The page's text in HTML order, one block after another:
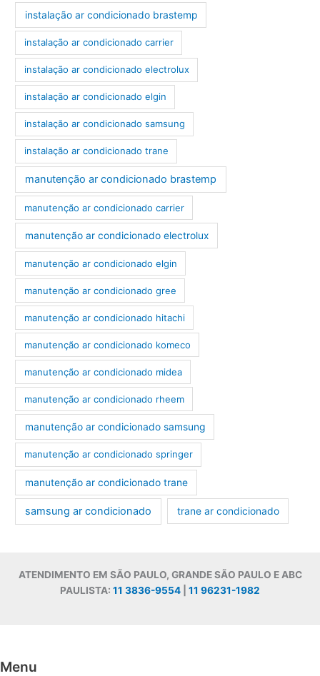
instalação ar condicionado brastemp
instalação ar condicionado carrier
instalação ar condicionado electrolux
instalação ar condicionado elgin
instalação ar condicionado samsung
instalação ar condicionado trane
manutenção ar condicionado brastemp
manutenção ar condicionado carrier
manutenção ar condicionado electrolux
manutenção ar condicionado elgin
manutenção ar condicionado gree
manutenção ar condicionado hitachi
manutenção ar condicionado komeco
manutenção ar condicionado midea
manutenção ar condicionado rheem
manutenção ar condicionado samsung
manutenção ar condicionado springer
manutenção ar condicionado trane
samsung ar condicionado trane ar condicionado
ATENDIMENTO EM SÃO PAULO, GRANDE SÃO PAULO E ABC
PAULISTA: 11 3836-9554 11 96231-1982
Menu